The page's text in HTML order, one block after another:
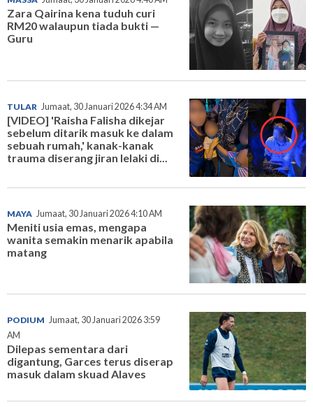
Zara Qairina kena tuduh curi
RM20 walaupun tiada bukti —
Guru
TULAR Jumaat, 30 Januari 2026 4:34 AM
[VIDEO] 'Raisha Falisha dikejar
sebelum ditarik masuk ke dalam
sebuah rumah,' kanak-kanak
trauma diserang jiran lelaki di...
MAYA Jumaat, 30 Januari 2026 4:10 AM
Meniti usia emas, mengapa
wanita semakin menarik apabila
matang
PODIUM Jumaat, 30 Januari 2026 3:59
AM
Dilepas sementara dari
digantung, Garces terus diserap
masuk dalam skuad Alaves